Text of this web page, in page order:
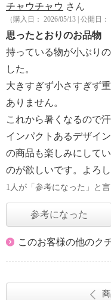
チャウチャウ さん
（購入日： 2026/05/13 | 公開日：
思ったとおりのお品物
持っている物が小ぶり
した。
大きすぎず小さすぎず
ありません。
これから暑くなるので
インパクトあるデザイ
の商品も楽しみにして
のが欲しいです。よろ
1人が「参考になった」と
参考になった
このお客様の他のク